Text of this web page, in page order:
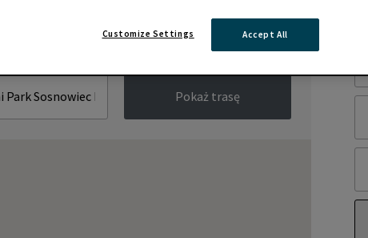
Pokaż trasę
Accept All
Customize Settings